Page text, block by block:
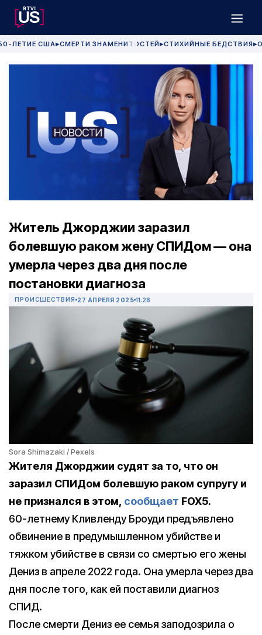
ЛЕТИЕ США▶СМЕРТИ ЗНАМЕНИТОСТЕЙ▶СТИХИЙНЫЕ БЕДСТВИЯ▶
Житель Джорджии заразил
болевшую раком жену СПИДом — она
умерла через два дня после
постановки диагноза
ПРОИСШЕСТВИЯ 27 АПРЕЛЯ 2025 11:28
Sora Shimazaki / Pexels
Жителя Джорджии судят за то, что он
заразил СПИДом болевшую раком супругу и
не признался в этом, сообщает FOX5.
60-летнему Кливленду Броуди предъявлено
обвинение в предумышленном убийстве и
тяжком убийстве в связи со смертью его жены
Дениз в апреле 2022 года. Она умерла через два
дня после того, как ей поставили диагноз
СПИД.
После смерти Дениз ее семья заподозрила о